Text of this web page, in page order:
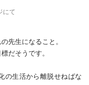
にて
先生になること。
だそうです。
の生活から離脱せねばな